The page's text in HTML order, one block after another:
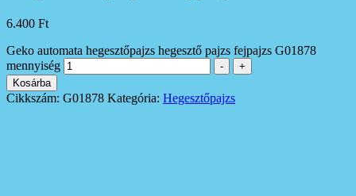
6.400 Ft
Geko automata hegesztőpajzs hegesztő pajzs fejpajzs G01878
mennyiség
-
+
Kosárba
Cikkszám: G01878 Kategória: Hegesztőpajzs